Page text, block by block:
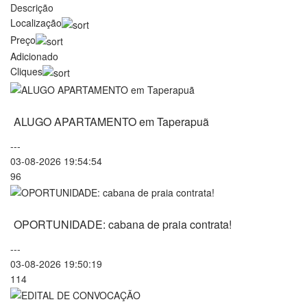
Descrição
Localização
Preço
Adicionado
Cliques
ALUGO APARTAMENTO em Taperapuã
---
03-08-2026 19:54:54
96
OPORTUNIDADE: cabana de praia contrata!
---
03-08-2026 19:50:19
114